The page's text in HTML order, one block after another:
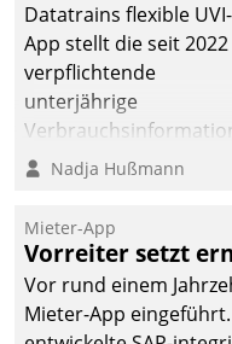
Datatrains flexible UVI-
App stellt die seit 2022
verpflichtende
unterjährige
schnell, zuverlässig und
Die monatlichen
Mitteilungen zum
Heizungs- und
Wasserverbrauch
automatisiert,
Nadja Hußmann
Mieter-App
Vorreiter setzt
Vor rund einem
Mieter-App